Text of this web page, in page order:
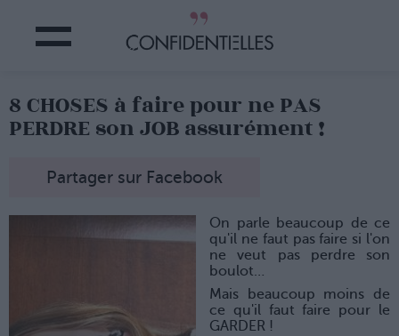
8 CHOSES à faire pour ne PAS
PERDRE son JOB assurément !
Partager sur Facebook
On parle beaucoup de ce
qu'il ne faut pas faire si l'on
ne veut pas perdre son
boulot…
Mais beaucoup moins de
ce qu'il faut faire pour le
GARDER !